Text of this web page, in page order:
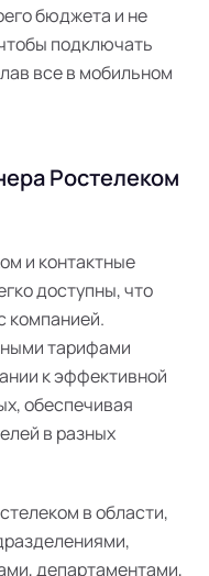
бюджета и не
подключать
все в мобильном
Ростелеком
и контактные
доступны, что
компанией.
тарифами
к эффективной
обеспечивая
в разных
в области,
департаментами,